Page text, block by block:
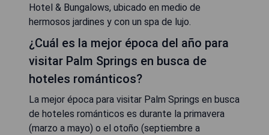
Hotel & Bungalows, ubicado en medio de
hermosos jardines y con un spa de lujo.
¿Cuál es la mejor época del año para
visitar Palm Springs en busca de
hoteles románticos?
La mejor época para visitar Palm Springs en busca
de hoteles románticos es durante la primavera
(marzo a mayo) o el otoño (septiembre a